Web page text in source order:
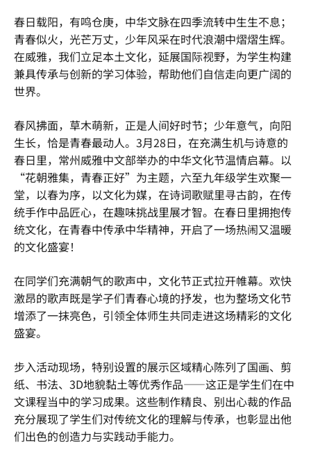
春日载阳，有鸣仓庚，中华文脉在四季流转中生生不息；
青春似火，光芒万丈，少年风采在时代浪潮中熠熠生辉。
在威雅，我们立足本土文化，延展国际视野，为学生构建
兼具传承与创新的学习体验，帮助他们自信走向更广阔的
世界。
春风拂面，草木萌新，正是人间好时节；少年意气，向阳
生长，恰是青春最动人。3月28日，在充满生机与诗意的
春日里， 常州威雅中文部举办的中华文化节温情启幕。以
“花朝雅集，青春正好”为主题，六至九年级学生欢聚一
堂，以春为序，以文化为媒，在诗词歌赋里寻古韵，在传
统手作中品匠心，在趣味挑战里展才智。在春日里拥抱传
统文化，在青春中传承中华精神，开启了一场热闹又温暖
的文化盛宴！
在同学们充满朝气的歌声中，文化节正式拉开帷幕。欢快
激昂的歌声既是学子们青春心境的抒发，也为整场文化节
增添了一抹亮色，引领全体师生共同走进这场精彩的文化
盛宴。
步入活动现场，特别设置的展示区域精心陈列了国画、剪
纸、书法、3D地貌黏土等优秀作品——这正是学生们在中
文课程当中的学习成果。这些制作精良、别出心裁的作品
充分展现了学生们对传统文化的理解与传承，也彰显出他
们出色的创造力与实践动手能力。